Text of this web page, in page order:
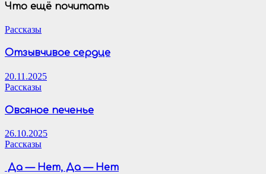
Что ещё почитать
Рассказы
Отзывчивое сердце
20.11.2025
Рассказы
Овсяное печенье
26.10.2025
Рассказы
Да — Нет, Да — Нет